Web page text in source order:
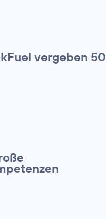
vergeben 50